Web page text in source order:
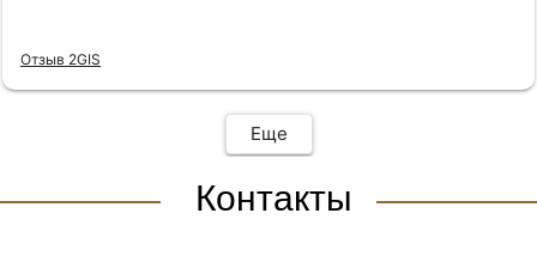
Отзыв 2GIS
Еще
Контакты